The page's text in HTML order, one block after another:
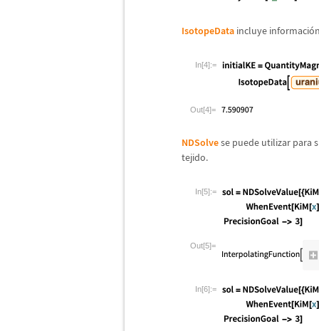
IsotopeData incluye informació
In[4]:=
Out[4]=
NDSolvese puede utilizar para
tejido.
In[5]:=
Out[5]=
In[6]:=